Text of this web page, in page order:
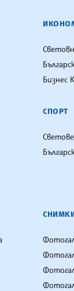
Бизнес
СПОРТ